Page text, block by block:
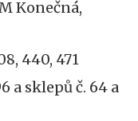
Konečná,
440, 471
a sklepů č. 64 a